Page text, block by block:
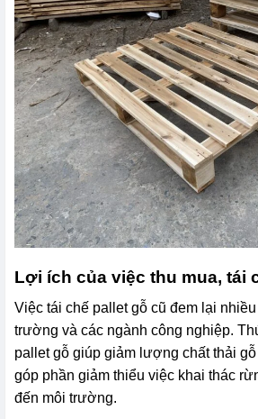
Lợi ích của việc thu mua, tái
Việc tái chế pallet gỗ cũ đem lại
trường và các ngành công nghiệp.
pallet gỗ giúp giảm lượng chất thải
góp phần giảm thiểu việc khai thác
đến môi trường.